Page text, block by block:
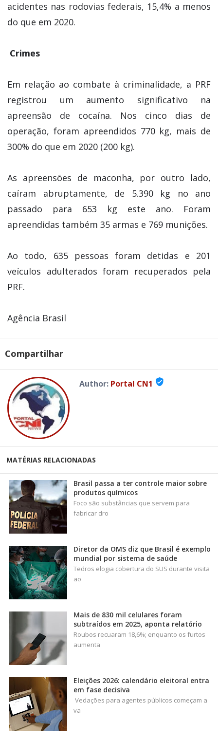
acidentes nas rodovias federais, 15,4% a menos
do que em 2020.
Crimes
Em relação ao combate à criminalidade, a PRF
registrou um aumento significativo na
apreensão de cocaína. Nos cinco dias de
operação, foram apreendidos 770 kg, mais de
300% do que em 2020 (200 kg).
As apreensões de maconha, por outro lado,
caíram abruptamente, de 5.390 kg no ano
passado para 653 kg este ano. Foram
apreendidas também 35 armas e 769 munições.
Ao todo, 635 pessoas foram detidas e 201
veículos adulterados foram recuperados pela
PRF.
Agência Brasil
Compartilhar
Author: Portal CN1 verified_user
MATÉRIAS RELACIONADAS
Brasil passa a ter controle maior sobre
produtos químicos
Foco são substâncias que servem para
fabricar dro
Diretor da OMS diz que Brasil é exemplo
mundial por sistema de saúde
Tedros elogia cobertura do SUS durante visita
ao
Mais de 830 mil celulares foram
subtraídos em 2025, aponta relatório
Roubos recuaram 18,6%; enquanto os furtos
aumenta
Eleições 2026: calendário eleitoral entra
em fase decisiva
Vedações para agentes públicos começam a
va